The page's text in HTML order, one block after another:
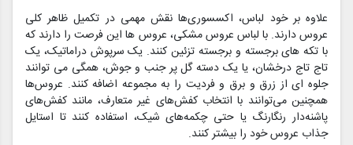
علاوه بر خود لباس، اکسسوری‌ها نقش مهمی در تکمیل ظاهر کلی
عروس دارند. با لباس عروس مشکی، عروس ها این فرصت را دارند که
با تکه های برجسته و برجسته تزئین کنند. یک سرپوش دراماتیک، یک
تاج تاج درخشان، یا یک دسته گل پر جنب و جوش، همگی می توانند
جلوه ای از زرق و برق و فردیت را به مجموعه اضافه کنند. عروس‌ها
همچنین می‌توانند با انتخاب کفش‌های غیر متعارف، مانند کفش‌های
پاشنه‌دار رنگارنگ یا حتی چکمه‌های شیک، استفاده کنند تا استایل
جذاب عروس خود را بیشتر کنند.